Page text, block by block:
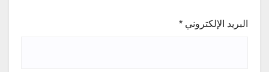
البريد الإلكتروني *